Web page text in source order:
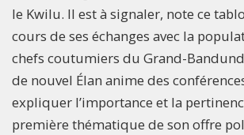
le Kwilu. Il est à signaler, note ce
cours de ses échanges avec la
chefs coutumiers du Grand-
de nouvel Élan anime des
expliquer l’importance et la
première thématique de son offre